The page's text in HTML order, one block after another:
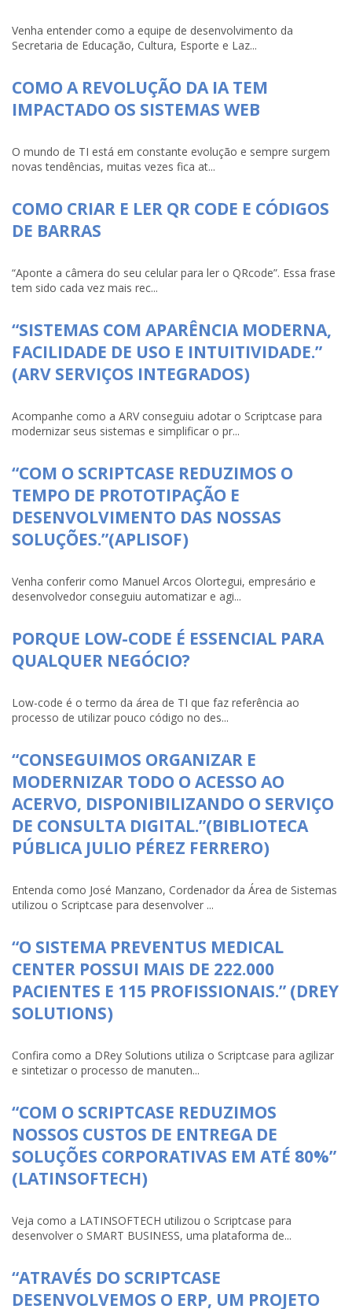
Venha entender como a equipe de desenvolvimento da
Secretaria de Educação, Cultura, Esporte e Laz...
COMO A REVOLUÇÃO DA IA TEM
IMPACTADO OS SISTEMAS WEB
O mundo de TI está em constante evolução e sempre surgem
novas tendências, muitas vezes fica at...
COMO CRIAR E LER QR CODE E CÓDIGOS
DE BARRAS
“Aponte a câmera do seu celular para ler o QRcode”. Essa frase
tem sido cada vez mais rec...
“SISTEMAS COM APARÊNCIA MODERNA,
FACILIDADE DE USO E INTUITIVIDADE.”
(ARV SERVIÇOS INTEGRADOS)
Acompanhe como a ARV conseguiu adotar o Scriptcase para
modernizar seus sistemas e simplificar o pr...
“COM O SCRIPTCASE REDUZIMOS O
TEMPO DE PROTOTIPAÇÃO E
DESENVOLVIMENTO DAS NOSSAS
SOLUÇÕES.”(APLISOF)
Venha conferir como Manuel Arcos Olortegui, empresário e
desenvolvedor conseguiu automatizar e agi...
PORQUE LOW-CODE É ESSENCIAL PARA
QUALQUER NEGÓCIO?
Low-code é o termo da área de TI que faz referência ao
processo de utilizar pouco código no des...
“CONSEGUIMOS ORGANIZAR E
MODERNIZAR TODO O ACESSO AO
ACERVO, DISPONIBILIZANDO O SERVIÇO
DE CONSULTA DIGITAL.”(BIBLIOTECA
PÚBLICA JULIO PÉREZ FERRERO)
Entenda como José Manzano, Cordenador da Área de Sistemas
utilizou o Scriptcase para desenvolver ...
“O SISTEMA PREVENTUS MEDICAL
CENTER POSSUI MAIS DE 222.000
PACIENTES E 115 PROFISSIONAIS.” (DREY
SOLUTIONS)
Confira como a DRey Solutions utiliza o Scriptcase para agilizar
e sintetizar o processo de manuten...
“COM O SCRIPTCASE REDUZIMOS
NOSSOS CUSTOS DE ENTREGA DE
SOLUÇÕES CORPORATIVAS EM ATÉ 80%”
(LATINSOFTECH)
Veja como a LATINSOFTECH utilizou o Scriptcase para
desenvolver o SMART BUSINESS, uma plataforma de...
“ATRAVÉS DO SCRIPTCASE
DESENVOLVEMOS O ERP, UM PROJETO